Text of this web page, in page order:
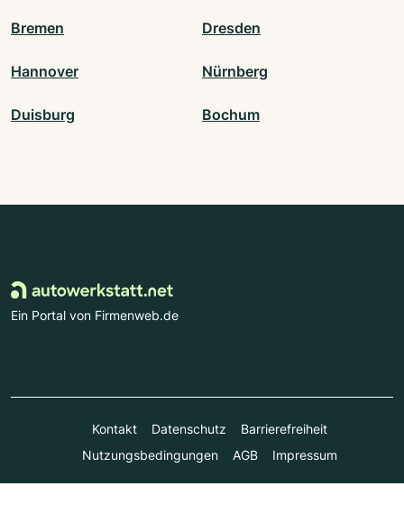
Bremen Dresden
Hannover Nürnberg
Duisburg Bochum
Ein Portal von Firmenweb.de
Kontakt Datenschutz
Barrierefreiheit
Nutzungsbedingungen
AGB Impressum